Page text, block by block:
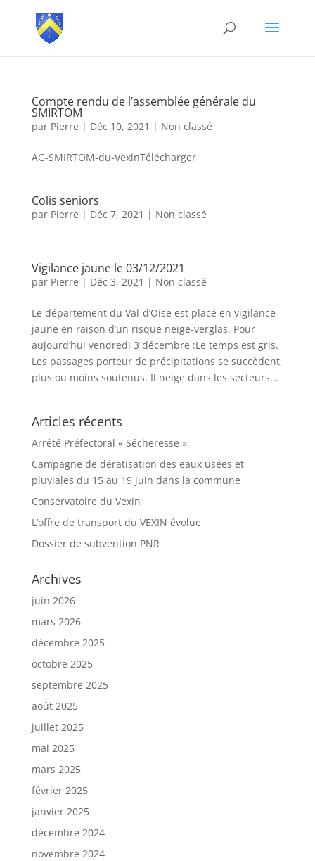
Compte rendu de l’assemblée générale du
SMIRTOM
par Pierre | Déc 10, 2021 | Non classé
AG-SMIRTOM-du-VexinTélécharger
Colis seniors
par Pierre | Déc 7, 2021 | Non classé
Vigilance jaune le 03/12/2021
par Pierre | Déc 3, 2021 | Non classé
Le département du Val-d’Oise est placé en vigilance
jaune en raison d’un risque neige-verglas. Pour
aujourd’hui vendredi 3 décembre :Le temps est gris.
Les passages porteur de précipitations se succèdent,
plus ou moins soutenus. Il neige dans les secteurs...
Articles récents
Arrêté Préfectoral « Sécheresse »
Campagne de dératisation des eaux usées et
pluviales du 15 au 19 juin dans la commune
Conservatoire du Vexin
L’offre de transport du VEXIN évolue
Dossier de subvention PNR
Archives
juin 2026
mars 2026
décembre 2025
octobre 2025
septembre 2025
août 2025
juillet 2025
mai 2025
mars 2025
février 2025
janvier 2025
décembre 2024
novembre 2024